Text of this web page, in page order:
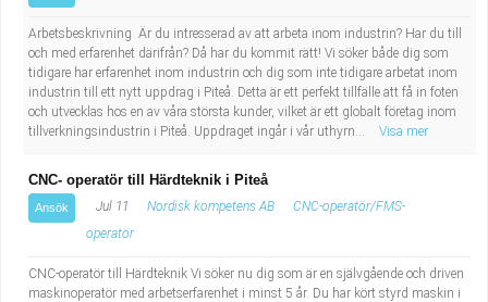
Arbetsbeskrivning Är du intresserad av att arbeta inom industrin? Har du till
och med erfarenhet därifrån? Då har du kommit rätt! Vi söker både dig som
tidigare har erfarenhet inom industrin och dig som inte tidigare arbetat inom
industrin till ett nytt uppdrag i Piteå. Detta är ett perfekt tillfälle att få in foten
och utvecklas hos en av våra största kunder, vilket är ett globalt företag inom
tillverkningsindustrin i Piteå. Uppdraget ingår i vår uthyrn...
Visa mer
CNC- operatör till Härdteknik i Piteå
Ansök Jul 11 Nordisk kompetens AB
CNC-operatör/FMS-
operatör
CNC-operatör till Härdteknik Vi söker nu dig som är en självgående och driven
maskinoperatör med arbetserfarenhet i minst 5 år. Du har kört styrd maskin i